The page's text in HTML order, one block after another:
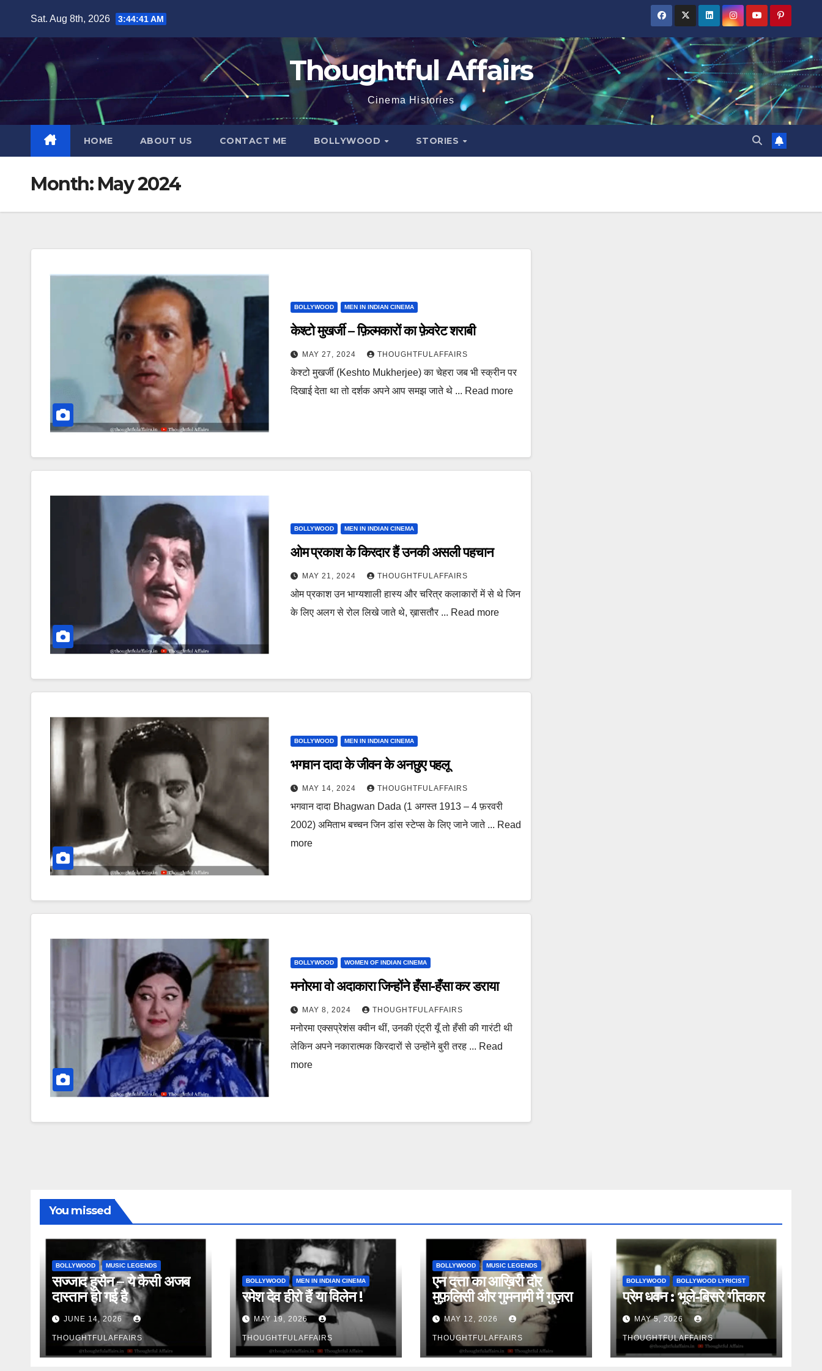
content
Sat. Aug 8th, 2026 3:44:42 AM
Thoughtful Affairs
Cinema Histories
HOME ABOUT US CONTACT ME BOLLYWOOD STORIES
Month: May 2024
BOLLYWOOD MEN IN INDIAN CINEMA
केश्टो मुखर्जी – फ़िल्मकारों का फ़ेवरेट शराबी
MAY 27, 2024 THOUGHTFULAFFAIRS
केश्टो मुखर्जी (Keshto Mukherjee) का चेहरा जब भी स्क्रीन पर
दिखाई देता था तो दर्शक अपने आप समझ जाते थे ... Read more
BOLLYWOOD MEN IN INDIAN CINEMA
ओम प्रकाश के किरदार हैं उनकी असली पहचान
MAY 21, 2024 THOUGHTFULAFFAIRS
ओम प्रकाश उन भाग्यशाली हास्य और चरित्र कलाकारों में से थे जिन
के लिए अलग से रोल लिखे जाते थे, ख़ासतौर ... Read more
BOLLYWOOD MEN IN INDIAN CINEMA
भगवान दादा के जीवन के अनछुए पहलू
MAY 14, 2024 THOUGHTFULAFFAIRS
भगवान दादा Bhagwan Dada (1 अगस्त 1913 – 4 फ़रवरी
2002) अमिताभ बच्चन जिन डांस स्टेप्स के लिए जाने जाते ... Read
more
BOLLYWOOD WOMEN OF INDIAN CINEMA
मनोरमा वो अदाकारा जिन्होंने हँसा-हँसा कर डराया
MAY 8, 2024 THOUGHTFULAFFAIRS
मनोरमा एक्सप्रेशंस क्वीन थीं, उनकी एंट्री यूँ तो हँसी की गारंटी थी
लेकिन अपने नकारात्मक किरदारों से उन्होंने बुरी तरह ... Read
more
You missed
BOLLYWOOD MUSIC LEGENDS
सज्जाद हुसैन – ये कैसी अजब
दास्तान हो गई है
JUNE 14, 2026
THOUGHTFULAFFAIRS
BOLLYWOOD MEN IN INDIAN CINEMA
रमेश देव हीरो हैं या विलेन !
MAY 19, 2026
THOUGHTFULAFFAIRS
BOLLYWOOD MUSIC LEGENDS
एन दत्ता का आख़िरी दौर
मुफ़लिसी और गुमनामी में गुज़रा
MAY 12, 2026
THOUGHTFULAFFAIRS
BOLLYWOOD BOLLYWOOD LYRICIST
प्रेम धवन : भूले-बिसरे गीतकार
MAY 5, 2026
THOUGHTFULAFFAIRS